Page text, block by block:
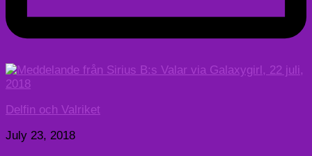
Delfin och Valriket
July 23, 2018